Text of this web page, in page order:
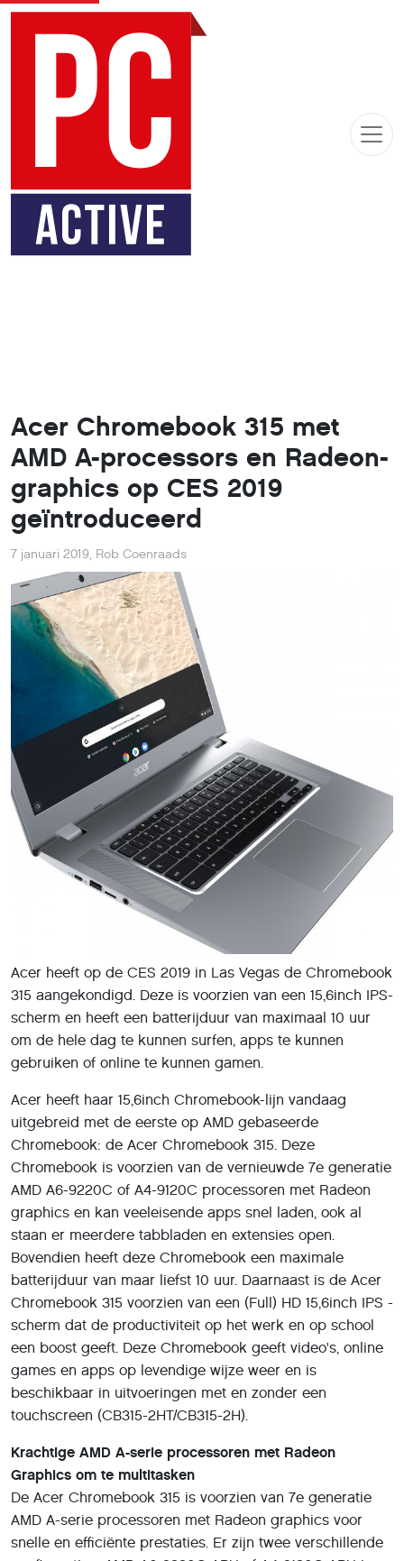
Acer Chromebook 315 met
AMD A-processors en Radeon-
graphics op CES 2019
geïntroduceerd
7 januari 2019, Rob Coenraads
Acer heeft op de CES 2019 in Las Vegas de Chromebook
315 aangekondigd. Deze is voorzien van een 15,6inch IPS-
scherm en heeft een batterijduur van maximaal 10 uur
om de hele dag te kunnen surfen, apps te kunnen
gebruiken of online te kunnen gamen.
Acer heeft haar 15,6inch Chromebook-lijn vandaag
uitgebreid met de eerste op AMD gebaseerde
Chromebook: de Acer Chromebook 315. Deze
Chromebook is voorzien van de vernieuwde 7e generatie
AMD A6-9220C of A4-9120C processoren met Radeon
graphics en kan veeleisende apps snel laden, ook al
staan er meerdere tabbladen en extensies open.
Bovendien heeft deze Chromebook een maximale
batterijduur van maar liefst 10 uur. Daarnaast is de Acer
Chromebook 315 voorzien van een (Full) HD 15,6inch IPS -
scherm dat de productiviteit op het werk en op school
een boost geeft. Deze Chromebook geeft video's, online
games en apps op levendige wijze weer en is
beschikbaar in uitvoeringen met en zonder een
touchscreen (CB315-2HT/CB315-2H).
Krachtige AMD A-serie processoren met Radeon
Graphics om te multitasken
De Acer Chromebook 315 is voorzien van 7e generatie
AMD A-serie processoren met Radeon graphics voor
snelle en efficiënte prestaties. Er zijn twee verschillende